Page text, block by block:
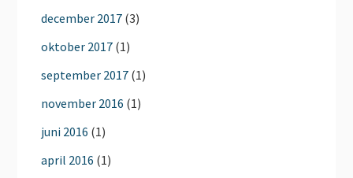
december 2017 (3)
oktober 2017 (1)
september 2017 (1)
november 2016 (1)
juni 2016 (1)
april 2016 (1)